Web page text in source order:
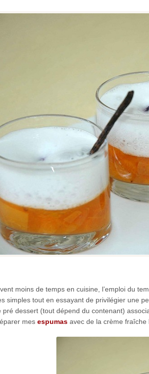
moins de temps en cuisine, l’emploi du
simples tout en essayant de privilégier une
dessert (tout dépend du contenant)
mes espumasavec de la crème fraîche